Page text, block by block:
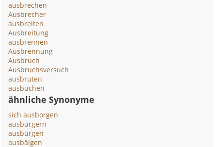
ausbrechen
Ausbrecher
ausbreiten
Ausbreitung
ausbrennen
Ausbrennung
Ausbruch
Ausbruchsversuch
ausbrüten
ausbuchen
ähnliche Synonyme
sich ausborgen
ausbürgern
ausbürgen
ausbälgen